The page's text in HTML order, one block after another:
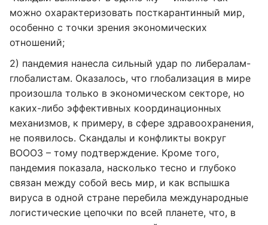
можно охарактеризовать посткарантинный мир,
особенно с точки зрения экономических
отношений;
2) пандемия нанесла сильный удар по либералам-
глобалистам. Оказалось, что глобализация в мире
произошла только в экономическом секторе, но
каких-либо эффективных координационных
механизмов, к примеру, в сфере здравоохранения,
не появилось. Скандалы и конфликты вокруг
ВОООЗ – тому подтверждение. Кроме того,
пандемия показала, насколько тесно и глубоко
связан между собой весь мир, и как вспышка
вируса в одной стране перебила международные
логистические цепочки по всей планете, что, в